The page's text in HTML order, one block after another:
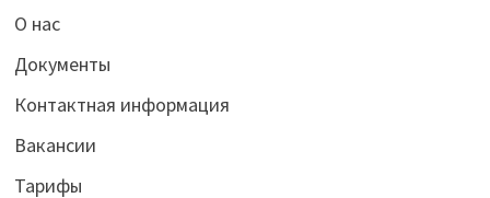
О нас
Документы
Контактная информация
Вакансии
Тарифы